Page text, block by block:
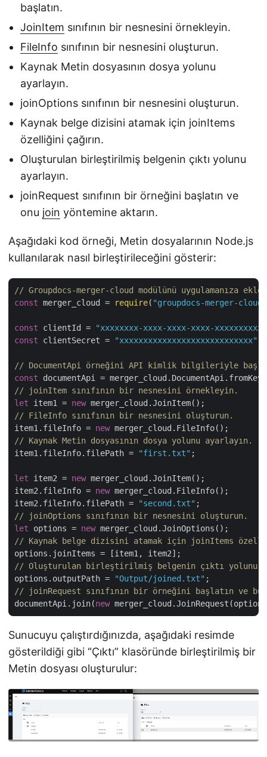
başlatın.
JoinItem sınıfının bir nesnesini örnekleyin.
FileInfo sınıfının bir nesnesini oluşturun.
Kaynak Metin dosyasının dosya yolunu
ayarlayın.
joinOptions sınıfının bir nesnesini oluşturun.
Kaynak belge dizisini atamak için joinItems
özelliğini çağırın.
Oluşturulan birleştirilmiş belgenin çıktı yolunu
ayarlayın.
joinRequest sınıfının bir örneğini başlatın ve
onu join yöntemine aktarın.
Aşağıdaki kod örneği, Metin dosyalarının Node.js
kullanılarak nasıl birleştirileceğini gösterir:
// Groupdocs-merger-cloud modülünü uygulamanıza
const merger_cloud = require( "groupdocs-merger-cloud"
const clientId =
"xxxxxxxx-xxxx-xxxx-xxxx-
const clientSecret = "xxxxxxxxxxxxxxxxxxxxxxxxxxxx"
// DocumentApi örneğini API kimlik bilgileriyle
const
// joinItem sınıfının bir nesnesini örnekleyin.
let item1 = new
// FileInfo sınıfının bir nesnesini oluşturun.
item1.fileInfo = new
// Kaynak Metin dosyasının dosya yolunu ayarlayın.
item1.fileInfo.filePath =
"first.txt" ;
let item2 = new merger_cloud.JoinItem();
item2.fileInfo = new merger_cloud.FileInfo();
item2.fileInfo.filePath =
"second.txt"
// joinOptions sınıfının bir nesnesini oluşturun.
let options = new
// Kaynak belge dizisini atamak için joinItems
// Oluşturulan birleştirilmiş belgenin çıktı yolunu
options.outputPath =
"Output/joined.txt"
// joinRequest sınıfının bir örneğini başlatın ve
documentApi.join(new
Sunucuyu çalıştırdığınızda, aşağıdaki resimde
gösterildiği gibi “Çıktı” klasöründe birleştirilmiş bir
Metin dosyası oluşturulur: